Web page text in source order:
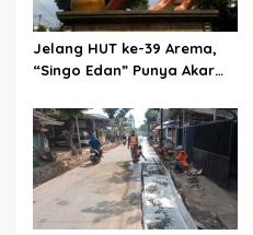
t
i
o
n
Jelang HUT ke-39 Arema,
“Singo Edan” Punya Akar
Julukan